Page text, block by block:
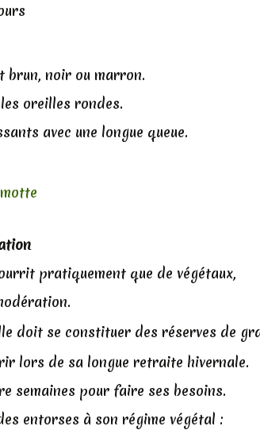
brun, noir ou marron.
oreilles rondes.
avec une longue queue.
pratiquement que de végétaux,
doit se constituer des réserves de
lors de sa longue retraite hivernale.
semaines pour faire ses besoins.
entorses à son régime végétal :